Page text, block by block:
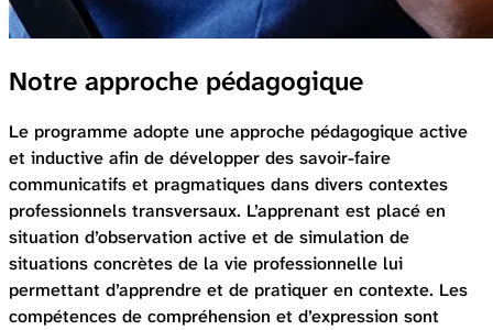
Notre approche pédagogique
Le programme adopte une approche pédagogique active
et inductive afin de développer des savoir-faire
communicatifs et pragmatiques dans divers contextes
professionnels transversaux. L’apprenant est placé en
situation d’observation active et de simulation de
situations concrètes de la vie professionnelle lui
permettant d’apprendre et de pratiquer en contexte. Les
compétences de compréhension et d’expression sont